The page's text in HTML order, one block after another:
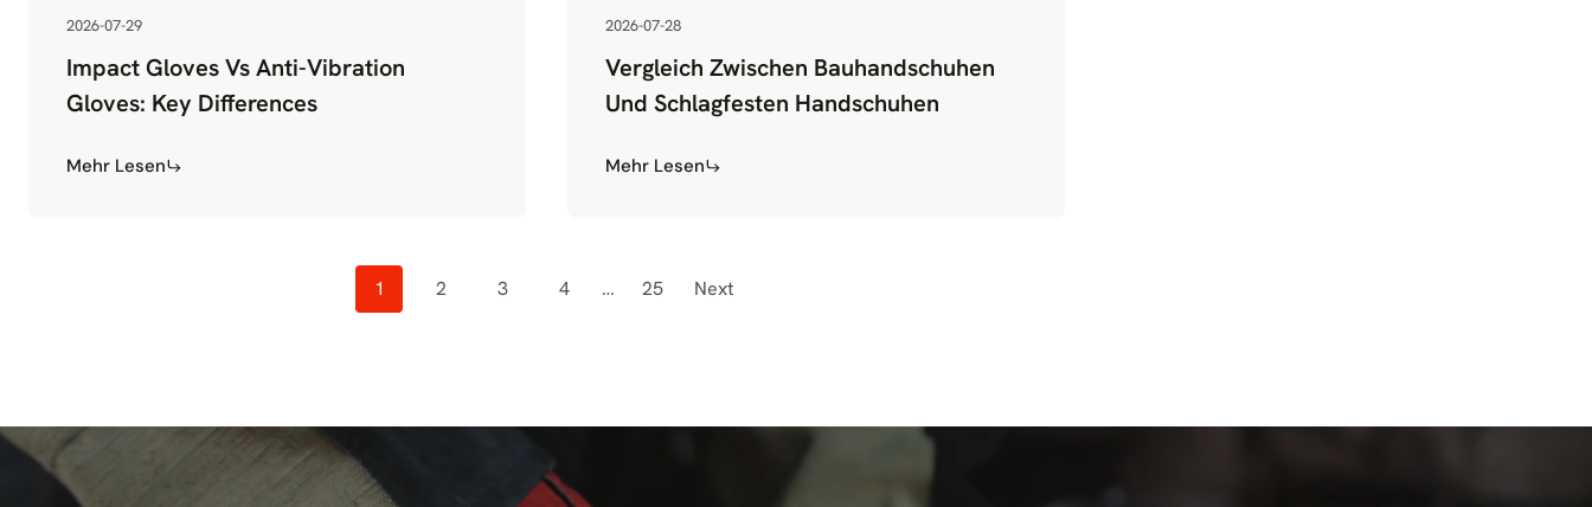
2026-07-29
Impact Gloves Vs Anti-Vibration
Gloves: Key Differences
Mehr Lesen
2026-07-28
Vergleich Zwischen Bauhandschuhen
Und Schlagfesten Handschuhen
Mehr Lesen
Posts
1 2 3 4 … 25 Next